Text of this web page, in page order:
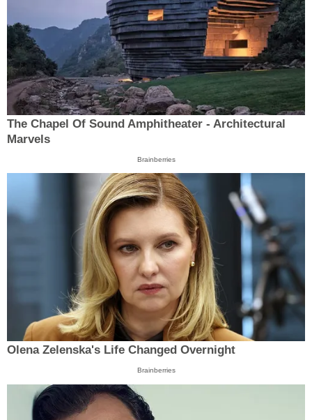
The Chapel Of Sound Amphitheater - Architectural
Marvels
Brainberries
Olena Zelenska's Life Changed Overnight
Brainberries